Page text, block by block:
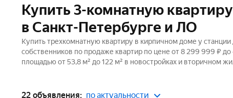
Купить 3-комнатную
в Санкт-Петербурге и ЛО
Купить трехкомнатную квартиру в кирпичном доме у
собственников по продаже квартир по цене от 8 299 999 ₽
площадью от 53,8 м² до 122 м² в новостройках и вторичном
22 объявления: по актуальности